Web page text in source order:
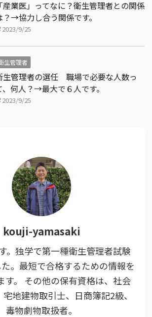
「産業医」ってなに？衛生管理者との関係
？→協力し合う関係です。
2023/9/25
生管理者
生管理者の選任 職場で必要な人数っ
、何人？→最大で６人です。
2023/9/25
kouji-yamasaki
。独学で第一種衛生管理者試験
。最短で合格するための情報を
す。 その他の保有資格は、社会
地建物取引士、日商簿記2級、
毒物劇物取扱者。